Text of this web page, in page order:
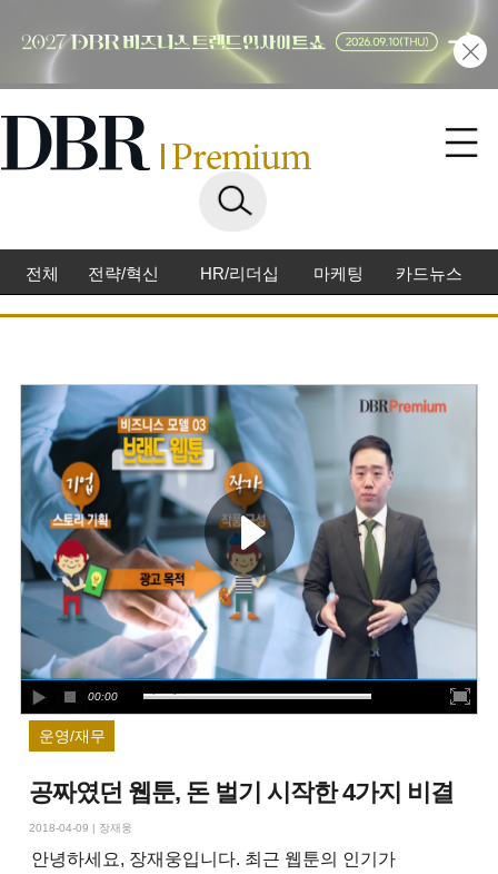
전체 전략/혁신 HR/리더십 마케팅 카드뉴스
00:00
운영/재무
공짜였던 웹툰, 돈 벌기 시작한 4가지 비결
2018-04-09 | 장재웅
안녕하세요, 장재웅입니다. 최근 웹툰의 인기가